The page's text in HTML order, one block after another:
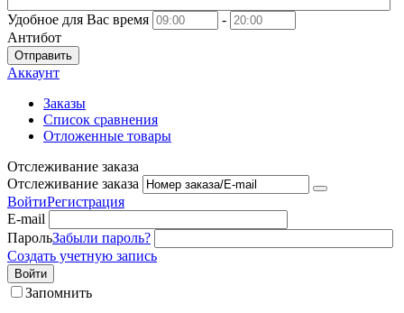
Удобное для Вас время
-
Антибот
Отправить
Аккаунт
Заказы
Список сравнения
Отложенные товары
Отслеживание заказа
Отслеживание заказа
ВойтиРегистрация
E-mail
ПарольЗабыли пароль?
Создать учетную запись
Войти
Запомнить